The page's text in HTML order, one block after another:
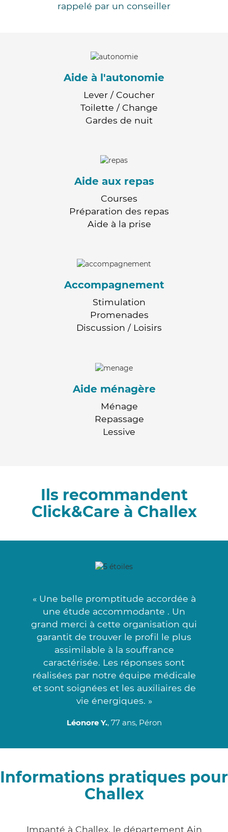
rappelé par un conseiller
Aide à l'autonomie
Lever / Coucher
Toilette / Change
Gardes de nuit
Aide aux repas
Courses
Préparation des repas
Aide à la prise
Accompagnement
Stimulation
Promenades
Discussion / Loisirs
Aide ménagère
Ménage
Repassage
Lessive
Ils recommandent
Click&Care à Challex
« Une belle promptitude accordée à
une étude accommodante . Un
grand merci à cette organisation qui
garantit de trouver le profil le plus
assimilable à la souffrance
caractérisée. Les réponses sont
réalisées par notre équipe médicale
et sont soignées et les auxiliaires de
vie énergiques. »
Léonore Y., 77 ans, Péron
Informations pratiques pour
Challex
Impanté à Challex, le département Ain